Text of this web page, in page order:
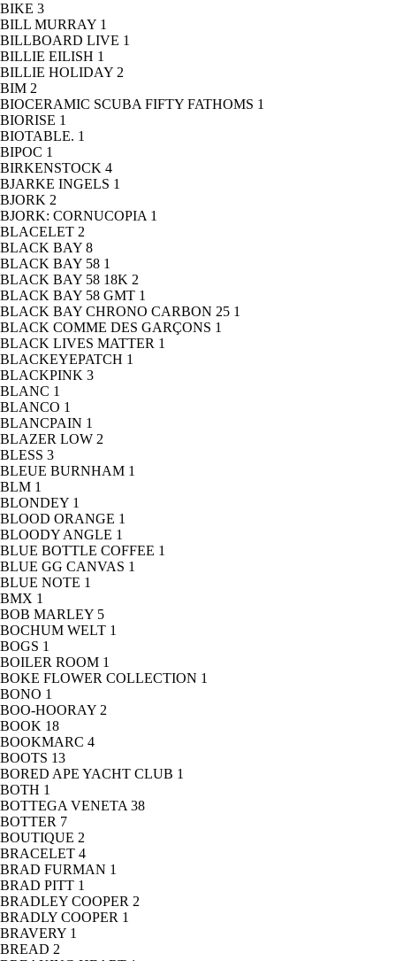
BIKE 3
BILL MURRAY 1
BILLBOARD LIVE 1
BILLIE EILISH 1
BILLIE HOLIDAY 2
BIM 2
BIOCERAMIC SCUBA FIFTY FATHOMS 1
BIORISE 1
BIOTABLE. 1
BIPOC 1
BIRKENSTOCK 4
BJARKE INGELS 1
BJORK 2
BJORK: CORNUCOPIA 1
BLACELET 2
BLACK BAY 8
BLACK BAY 58 1
BLACK BAY 58 18K 2
BLACK BAY 58 GMT 1
BLACK BAY CHRONO CARBON 25 1
BLACK COMME DES GARÇONS 1
BLACK LIVES MATTER 1
BLACKEYEPATCH 1
BLACKPINK 3
BLANC 1
BLANCO 1
BLANCPAIN 1
BLAZER LOW 2
BLESS 3
BLEUE BURNHAM 1
BLM 1
BLONDEY 1
BLOOD ORANGE 1
BLOODY ANGLE 1
BLUE BOTTLE COFFEE 1
BLUE GG CANVAS 1
BLUE NOTE 1
BMX 1
BOB MARLEY 5
BOCHUM WELT 1
BOGS 1
BOILER ROOM 1
BOKE FLOWER COLLECTION 1
BONO 1
BOO-HOORAY 2
BOOK 18
BOOKMARC 4
BOOTS 13
BORED APE YACHT CLUB 1
BOTH 1
BOTTEGA VENETA 38
BOTTER 7
BOUTIQUE 2
BRACELET 4
BRAD FURMAN 1
BRAD PITT 1
BRADLEY COOPER 2
BRADLY COOPER 1
BRAVERY 1
BREAD 2